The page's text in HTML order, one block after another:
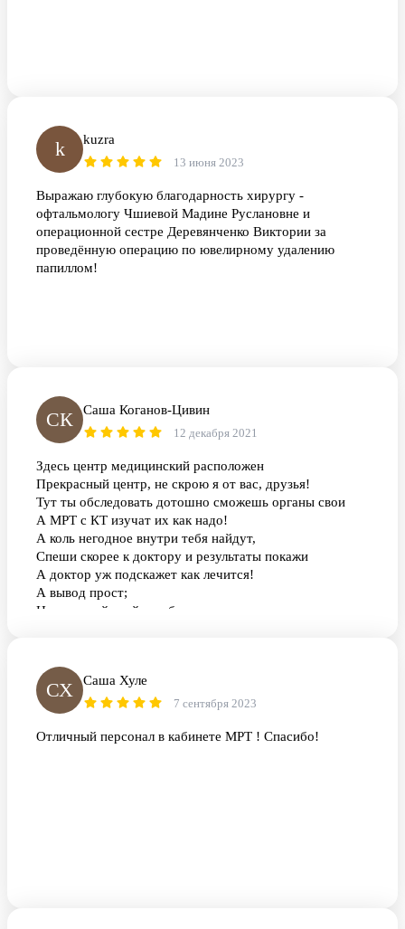
k kuzra
13 июня 2023
Выражаю глубокую благодарность хирургу -
офтальмологу Чшиевой Мадине Руслановне и
операционной сестре Деревянченко Виктории за
проведённую операцию по ювелирному удалению
папиллом!
СК Саша Коганов-Цивин
12 декабря 2021
Здесь центр медицинский расположен
Прекрасный центр, не скрою я от вас, друзья!
Тут ты обследовать дотошно сможешь органы свои
А МРТ с КТ изучат их как надо!
А коль негодное внутри тебя найдут,
Спеши скорее к доктору и результаты покажи
А доктор уж подскажет как лечится!
А вывод прост;
Не запускай, мой руг, болезнь
СХ Саша Хуле
7 сентября 2023
Отличный персонал в кабинете МРТ ! Спасибо!